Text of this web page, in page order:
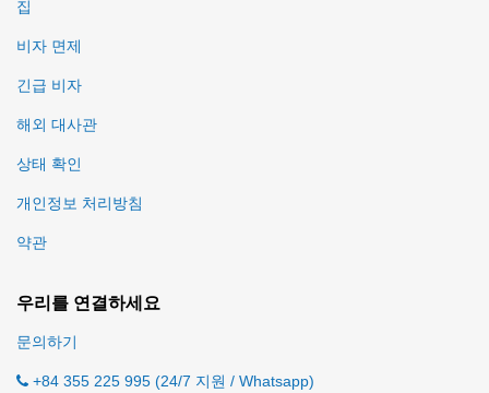
집
비자 면제
긴급 비자
해외 대사관
상태 확인
개인정보 처리방침
약관
우리를 연결하세요
문의하기
+84 355 225 995 (24/7 지원 / Whatsapp)